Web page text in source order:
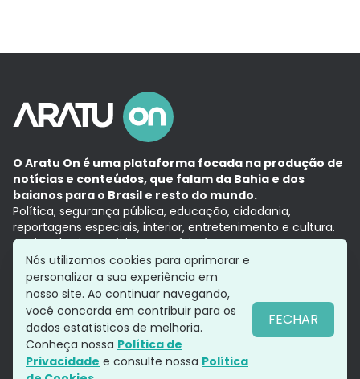
O Aratu On é uma plataforma focada na produção de
notícias e conteúdos, que falam da Bahia e dos
baianos para o Brasil e resto do mundo.
Política, segurança pública, educação, cidadania,
reportagens especiais, interior, entretenimento e cultura.
Aqui, tudo vira notícia e a notícia é no tempo presente,
com a credibilidade do Grupo Aratu.
Grupo Aratu
Política de privacidade
Siga-nos
Nós utilizamos cookies para aprimorar e
personalizar a sua experiência em
nosso site. Ao continuar navegando,
você concorda em contribuir para os
dados estatísticos de melhoria.
Conheça nossa Política de
Privacidade e consulte nossa Política
FECHAR